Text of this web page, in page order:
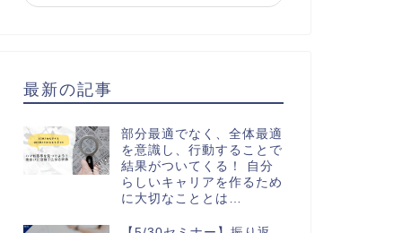
最新の記事
部分最適でなく、全体最適
を意識し、行動することで
結果がついてくる！ 自分
らしいキャリアを作るため
に大切なこととは…